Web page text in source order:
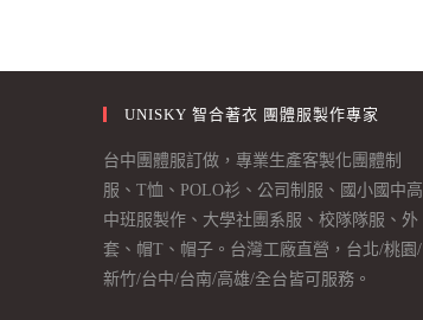
UNISKY 智合著衣 團體服製作專家
台中團體服訂做，專業生產客製化團體制
服、T恤、POLO衫、公司制服、國小國中高
中班服製作、大學社團系服、校隊隊服、外
套、帽T、帽子。台灣工廠直營，台北/桃園/
新竹/台中/台南/高雄/全台皆可服務。